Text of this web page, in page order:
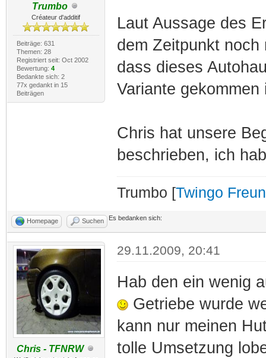
Trumbo
Créateur d'additif
Beiträge: 631
Themen: 28
Registriert seit: Oct 2002
Bewertung: 4
Bedankte sich: 2
77x gedankt in 15
Beiträgen
Laut Aussage des
dem Zeitpunkt
dass dieses
Variante gekommen
Chris hat unsere
beschrieben, ich
Trumbo [Twingo
Homepage Suchen Es bedanken sich:
Chris - TFNRW
29.11.2009, 20:41
Hab den ein wenig
Getriebe wurde
kann nur meinen
tolle Umsetzung